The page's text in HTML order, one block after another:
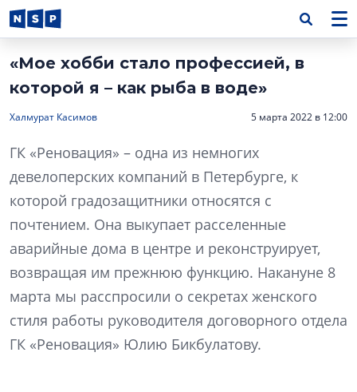
«Мое хобби стало профессией, в
которой я – как рыба в воде»
Халмурат Касимов 5 марта 2022 в 12:00
ГК «Реновация» – одна из немногих
девелоперских компаний в Петербурге, к
которой градозащитники относятся с
почтением. Она выкупает расселенные
аварийные дома в центре и реконструирует,
возвращая им прежнюю функцию. Накануне 8
марта мы расспросили о секретах женского
стиля работы руководителя договорного отдела
ГК «Реновация» Юлию Бикбулатову.